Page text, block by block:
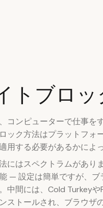
トブロッ
コンピューターで仕事を
ック方法はプラットフォ
用する必要があるかによ
にはスペクトラムがあり
— 設定は簡単ですが、
中間には、Cold Turkey
ストールされ、ブラウザ